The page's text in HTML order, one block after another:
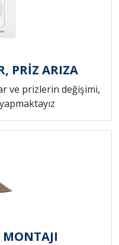
PRİZ ARIZA
ve prizlerin değişimi,
MONTAJI